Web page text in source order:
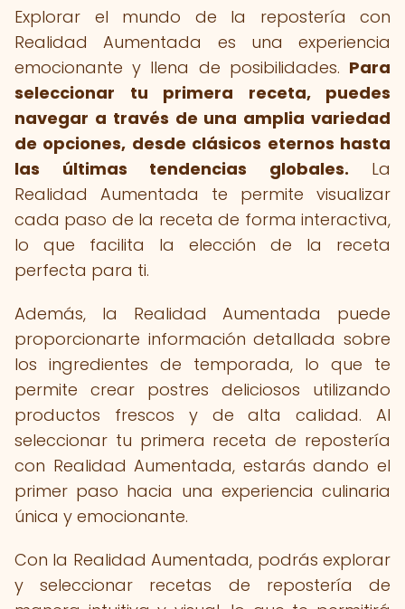
Explorar el mundo de la repostería con
Realidad Aumentada es una experiencia
emocionante y llena de posibilidades. Para
seleccionar tu primera receta, puedes
navegar a través de una amplia variedad
de opciones, desde clásicos eternos hasta
las últimas tendencias globales. La
Realidad Aumentada te permite visualizar
cada paso de la receta de forma interactiva,
lo que facilita la elección de la receta
perfecta para ti.
Además, la Realidad Aumentada puede
proporcionarte información detallada sobre
los ingredientes de temporada, lo que te
permite crear postres deliciosos utilizando
productos frescos y de alta calidad. Al
seleccionar tu primera receta de repostería
con Realidad Aumentada, estarás dando el
primer paso hacia una experiencia culinaria
única y emocionante.
Con la Realidad Aumentada, podrás explorar
y seleccionar recetas de repostería de